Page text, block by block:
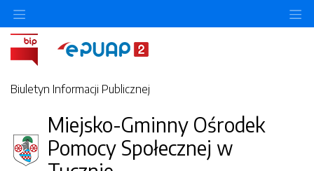
Biuletyn Informacji Publicznej
Miejsko-Gminny Ośrodek
Pomocy Społecznej w